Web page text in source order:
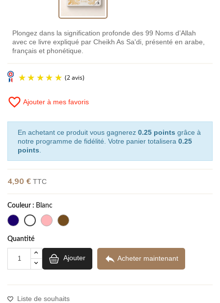
Plongez dans la signification profonde des 99 Noms d’Allah
avec ce livre expliqué par Cheikh As Sa'di, présenté en arabe,
français et phonétique.
favorite_border Ajouter à mes favoris
En achetant ce produit vous gagnerez 0.25 points grâce à
notre programme de fidélité. Votre panier totalisera 0.25
points
4,90 € TTC
Couleur : Blanc
Quantité
Ajouter  Acheter maintenant
Liste de souhaits